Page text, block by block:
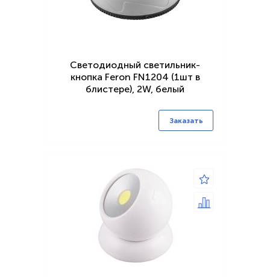
Светодиодный светильник-
кнопка Feron FN1204 (1шт в
блистере), 2W, белый
Заказать